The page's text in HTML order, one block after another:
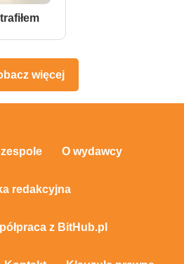
więcej
O wydawcy
redakcyjna
z BitHub.pl